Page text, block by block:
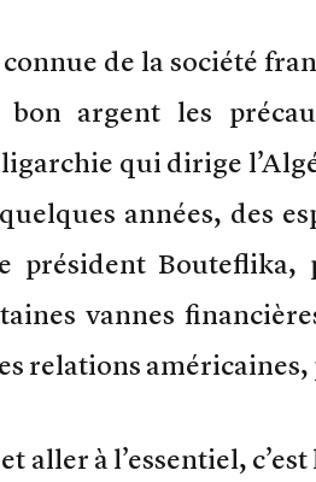
de la société
bon argent les
qui dirige
années, des
président
vannes
relations
aller à l’essentiel,